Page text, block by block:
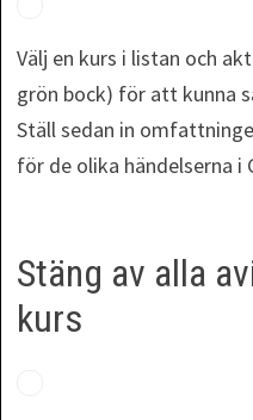
Välj en kurs i listan och
grön bock) för att kunna
Ställ sedan in
för de olika händelserna i
Stäng av alla
kurs